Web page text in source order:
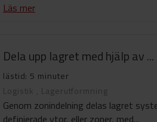
Läs mer
Dela upp lagret med hjälp av ...
lästid: 5 minuter
Logistik , Lagerutformning
Genom zonindelning delas lagret
definierade ytor, eller zoner, med...